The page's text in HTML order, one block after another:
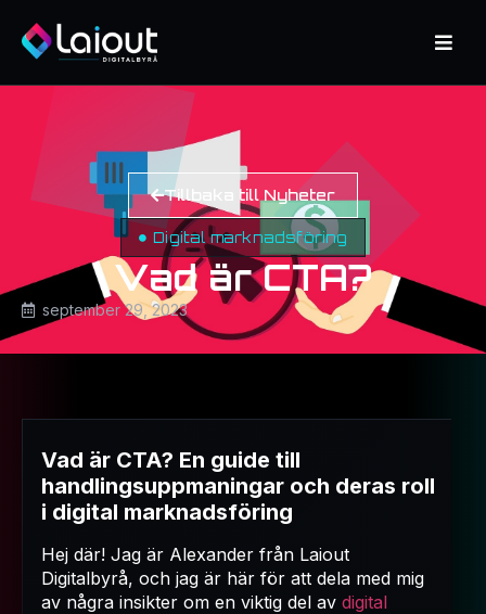
Tillbaka till Nyheter
Digital marknadsföring
Vad är CTA?
september 29, 2023
Vad är CTA? En guide till
handlingsuppmaningar och deras roll
i digital marknadsföring
Hej där! Jag är Alexander från Laiout
Digitalbyrå, och jag är här för att dela med mig
av några insikter om en viktig del av digital